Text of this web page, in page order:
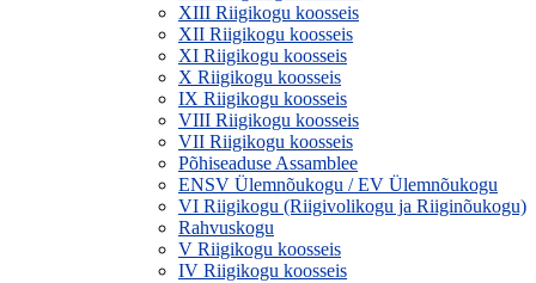
XIII Riigikogu koosseis
XII Riigikogu koosseis
XI Riigikogu koosseis
X Riigikogu koosseis
IX Riigikogu koosseis
VIII Riigikogu koosseis
VII Riigikogu koosseis
Põhiseaduse Assamblee
ENSV Ülemnõukogu / EV Ülemnõukogu
VI Riigikogu (Riigivolikogu ja Riiginõukogu)
Rahvuskogu
V Riigikogu koosseis
IV Riigikogu koosseis